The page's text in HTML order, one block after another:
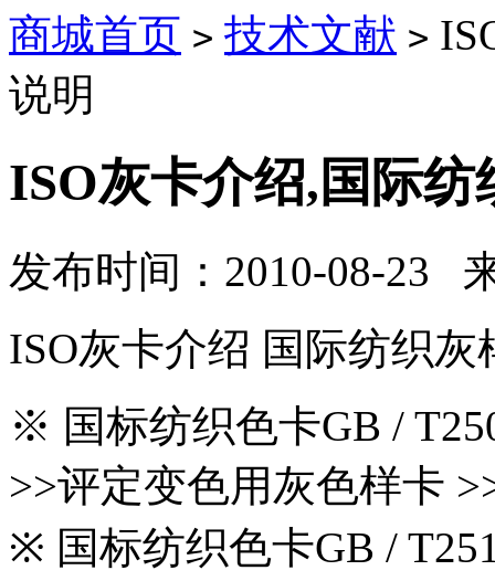
商城首页 > 技术文献 >
说明
ISO灰卡介绍,国际
发布时间：2010-08-23
ISO灰卡介绍 国际纺织灰
※ 国标纺织色卡GB /
>>评定变色用灰色样卡
※ 国标纺织色卡GB /